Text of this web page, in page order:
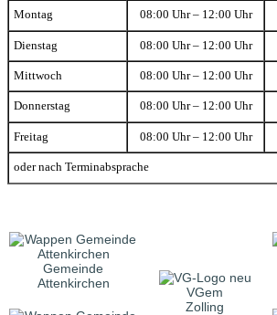
Montag 08:00 Uhr – 12:00 Uhr
Dienstag 08:00 Uhr – 12:00 Uhr
Mittwoch 08:00 Uhr – 12:00 Uhr
Donnerstag 08:00 Uhr – 12:00 Uhr
Freitag 08:00 Uhr – 12:00 Uhr
oder nach Terminabsprache
Gemeinde
Attenkirchen
VGem
Zolling